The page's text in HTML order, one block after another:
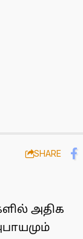
SHARE
அதிக